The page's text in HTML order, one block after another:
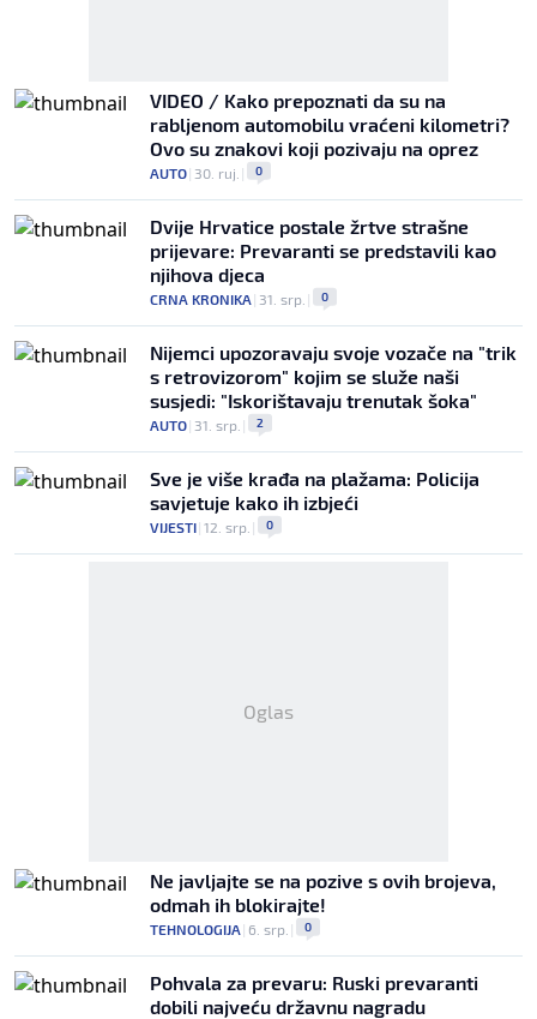
VIDEO / Kako prepoznati da su na
rabljenom automobilu vraćeni kilometri?
Ovo su znakovi koji pozivaju na oprez
AUTO| 30. ruj. | 0
Dvije Hrvatice postale žrtve strašne
prijevare: Prevaranti se predstavili kao
njihova djeca
CRNA KRONIKA| 31. srp. | 0
Nijemci upozoravaju svoje vozače na "trik
s retrovizorom" kojim se služe naši
susjedi: "Iskorištavaju trenutak šoka"
AUTO| 31. srp. | 2
Sve je više krađa na plažama: Policija
savjetuje kako ih izbjeći
VIJESTI| 12. srp. | 0
Oglas
Ne javljajte se na pozive s ovih brojeva,
odmah ih blokirajte!
TEHNOLOGIJA| 6. srp. | 0
Pohvala za prevaru: Ruski prevaranti
dobili najveću državnu nagradu